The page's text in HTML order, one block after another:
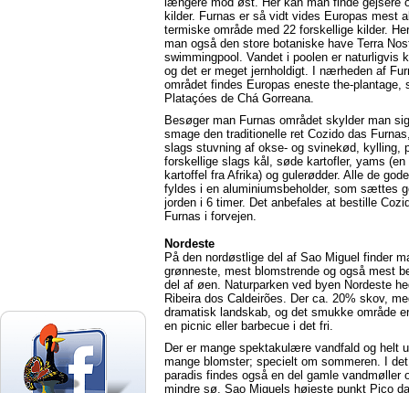
kilder. Furnas er så vidt vides Europas mest
termiske område med 22 forskellige kilder.
man også den store botaniske have Terra
swimmingpool. Vandet i poolen er naturligvis
og det er meget jernholdigt. I nærheden af
området findes Europas eneste the-plantage,
Plataçóes de Chá Gorreana.
Besøger man Furnas området skylder man
smage den traditionelle ret Cozido das
slags stuvning af okse- og svinekød, kylling,
forskellige slags kål, søde kartofler, yams
kartoffel fra Afrika) og gulerødder. Alle de
fyldes i en aluminiumsbeholder, som sættes
jorden i 6 timer. Det anbefales at bestille
Furnas i forvejen.
Nordeste
På den nordøstlige del af Sao Miguel finder
grønneste, mest blomstrende og også mest
del af øen. Naturparken ved byen Nordeste
Ribeira dos Caldeirões. Der ca. 20% skov,
dramatisk landskab, og det smukke område
en picnic eller barbecue i det fri.
Der er mange spektakulære vandfald og helt
mange blomster; specielt om sommeren. I
paradis findes også en del gamle vandmøller
mindre sø. Sao Miguels højeste punkt Pico